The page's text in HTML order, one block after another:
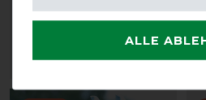
vorher 19,85 €
ARTIKEL MERKEN
ALLE